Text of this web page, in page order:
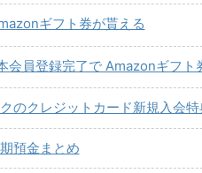
ギフト券が貰える
会員登録完了で Amazonギフト
のクレジットカード新規入会
預金まとめ